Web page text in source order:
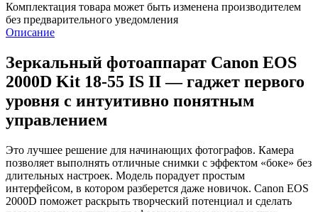
Комплектация товара может быть изменена производителем
без предварительного уведомления
Описание
Зеркальный фотоаппарат Canon EOS
2000D Kit 18-55 IS II — гаджет первого
уровня с интуитивно понятным
управлением
Это лучшее решение для начинающих фотографов. Камера
позволяет выполнять отличные снимки с эффектом «боке» без
длительных настроек. Модель порадует простым
интерфейсом, в котором разберется даже новичок. Canon EOS
2000D поможет раскрыть творческий потенциал и сделать